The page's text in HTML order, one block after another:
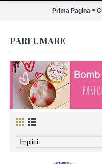
Prima Pagina >
PARFUMARE